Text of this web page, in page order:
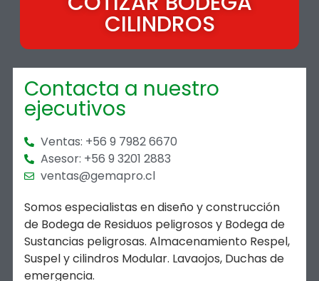
CILINDROS
Contacta a nuestro
ejecutivos
Ventas: +56 9 7982 6670
Asesor: +56 9 3201 2883
ventas@gemapro.cl
Somos especialistas en diseño y construcción
de Bodega de Residuos peligrosos y Bodega de
Sustancias peligrosas. Almacenamiento Respel,
Suspel y cilindros Modular. Lavaojos, Duchas de
emergencia.